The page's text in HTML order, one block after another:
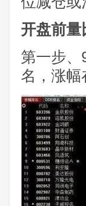
开盘前量
第一步、
名，涨幅